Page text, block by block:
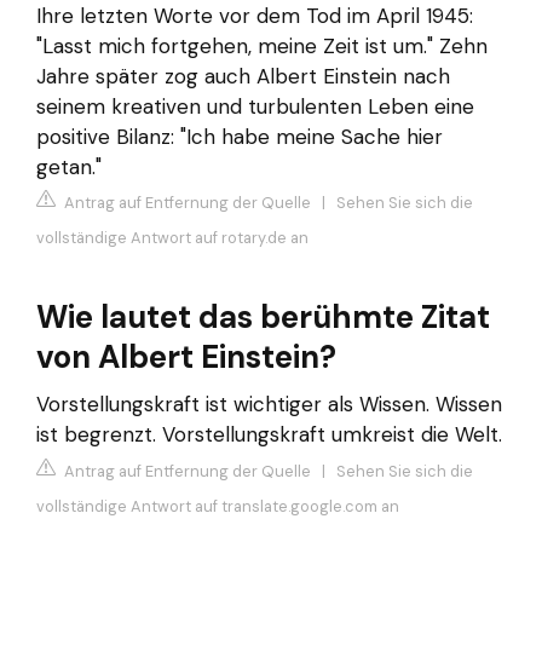
Ihre letzten Worte vor dem Tod im April 1945:
"Lasst mich fortgehen, meine Zeit ist um." Zehn
Jahre später zog auch Albert Einstein nach
seinem kreativen und turbulenten Leben eine
positive Bilanz: "Ich habe meine Sache hier
getan."
Antrag auf Entfernung der Quelle | Sehen Sie sich die
vollständige Antwort auf rotary.de an
Wie lautet das berühmte Zitat
von Albert Einstein?
Vorstellungskraft ist wichtiger als Wissen. Wissen
ist begrenzt. Vorstellungskraft umkreist die Welt.
Antrag auf Entfernung der Quelle | Sehen Sie sich die
vollständige Antwort auf translate.google.com an